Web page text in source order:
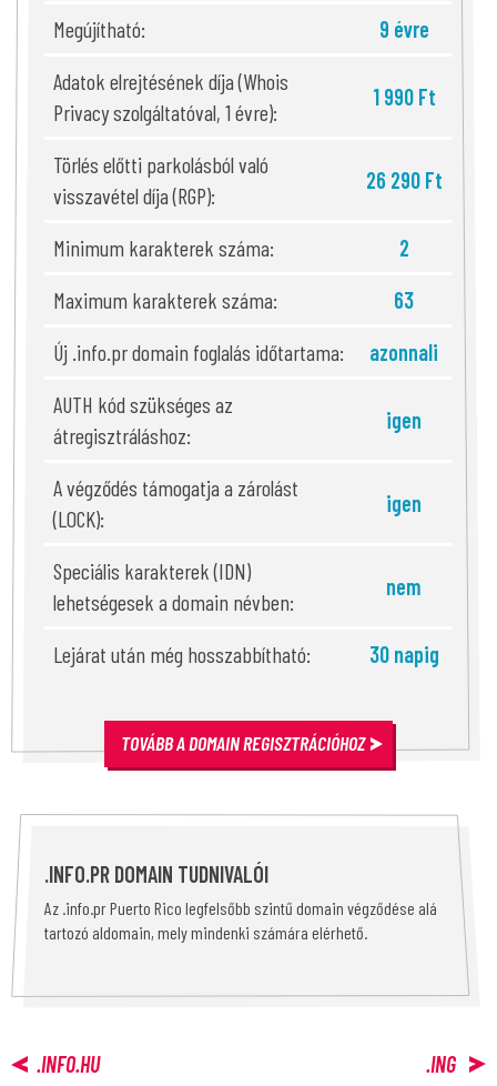
Megújítható:
9 évre
Adatok elrejtésének díja (Whois
Privacy szolgáltatóval, 1 évre):
1 990 Ft
Törlés előtti parkolásból való
visszavétel díja (RGP):
26 290 Ft
Minimum karakterek száma:
2
Maximum karakterek száma:
63
Új .info.pr domain foglalás időtartama:
azonnali
AUTH kód szükséges az
átregisztráláshoz:
igen
A végződés támogatja a zárolást
(LOCK):
igen
Speciális karakterek (IDN)
lehetségesek a domain névben:
nem
Lejárat után még hosszabbítható: 30 napig
TOVÁBB A DOMAIN REGISZTRÁCIÓHOZ
.INFO.PR DOMAIN TUDNIVALÓI
Az .info.pr Puerto Rico legfelsőbb szintű domain végződése alá
tartozó aldomain, mely mindenki számára elérhető.
.INFO.HU .ING